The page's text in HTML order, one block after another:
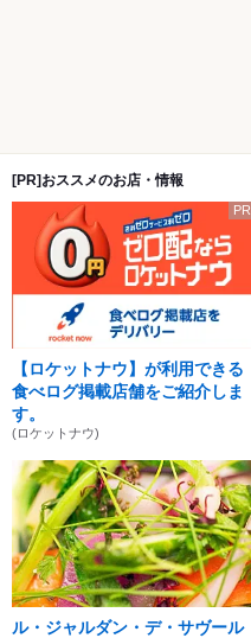
[PR]おススメのお店・情報
PR
【ロケットナウ】が利用できる
食べログ掲載店舗をご紹介しま
す。
(ロケットナウ)
ル・ジャルダン・デ・サヴール